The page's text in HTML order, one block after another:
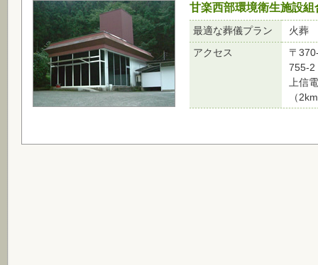
甘楽西部環境衛生施設組
最適な葬儀プラン
火葬
アクセス
〒
755-2
上信
（